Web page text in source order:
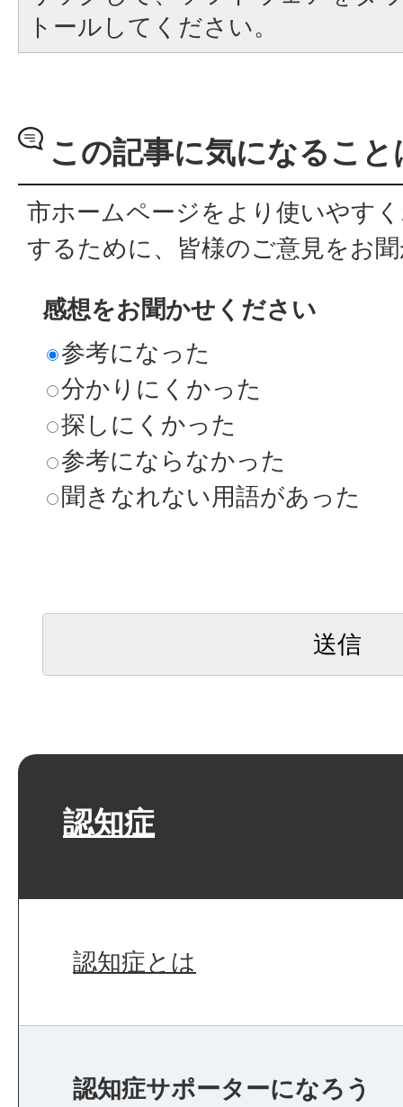
トールしてください。
この記事に気になるこ
市ホームページをより使いやす
するために、皆様のご意見をお
感想をお聞かせください
参考になった
分かりにくかった
探しにくかった
参考にならなかった
聞きなれない用語があった
認知症
認知症とは
認知症サポーターになろう